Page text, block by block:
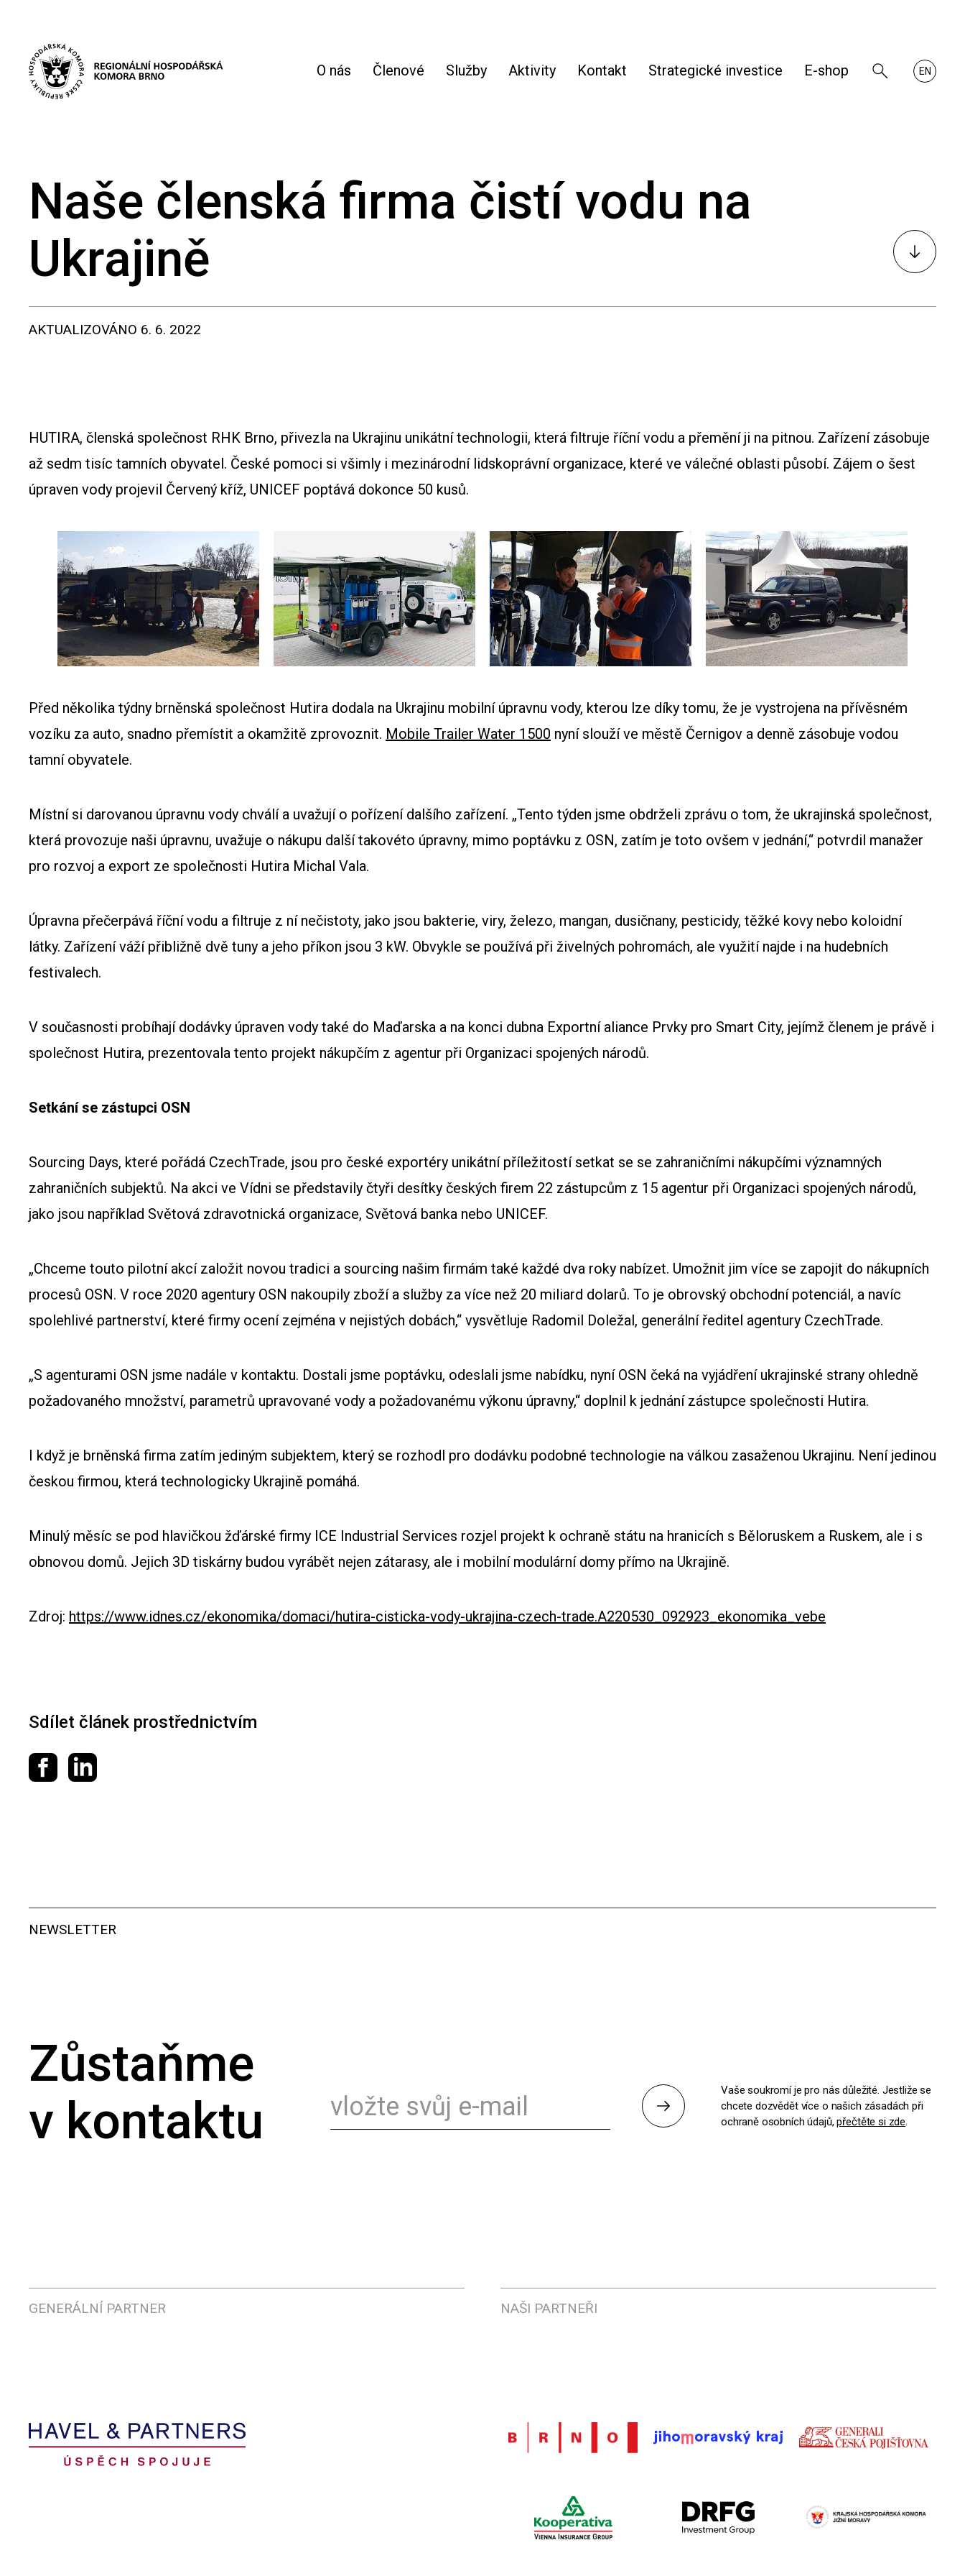
O nás Členové Služby Aktivity Kontakt Strategické investice E-shop
ZobrazitEN
About
Naše členská firma čistí vodu na
Ukrajině
K
obsahu
AKTUALIZOVÁNO 6. 6. 2022
HUTIRA, členská společnost RHK Brno, přivezla na Ukrajinu unikátní technologii, která filtruje říční vodu a přemění ji na pitnou. Zařízení zásobuje
až sedm tisíc tamních obyvatel. České pomoci si všimly i mezinárodní lidskoprávní organizace, které ve válečné oblasti působí. Zájem o šest
úpraven vody projevil Červený kříž, UNICEF poptává dokonce 50 kusů.
Před několika týdny brněnská společnost Hutira dodala na Ukrajinu mobilní úpravnu vody, kterou lze díky tomu, že je vystrojena na přívěsném
vozíku za auto, snadno přemístit a okamžitě zprovoznit. Mobile Trailer Water 1500 nyní slouží ve městě Černigov a denně zásobuje vodou
tamní obyvatele.
Místní si darovanou úpravnu vody chválí a uvažují o pořízení dalšího zařízení. „Tento týden jsme obdrželi zprávu o tom, že ukrajinská společnost,
která provozuje naši úpravnu, uvažuje o nákupu další takovéto úpravny, mimo poptávku z OSN, zatím je toto ovšem v jednání,“ potvrdil manažer
pro rozvoj a export ze společnosti Hutira Michal Vala.
Úpravna přečerpává říční vodu a filtruje z ní nečistoty, jako jsou bakterie, viry, železo, mangan, dusičnany, pesticidy, těžké kovy nebo koloidní
látky. Zařízení váží přibližně dvě tuny a jeho příkon jsou 3 kW. Obvykle se používá při živelných pohromách, ale využití najde i na hudebních
festivalech.
V současnosti probíhají dodávky úpraven vody také do Maďarska a na konci dubna Exportní aliance Prvky pro Smart City, jejímž členem je právě i
společnost Hutira, prezentovala tento projekt nákupčím z agentur při Organizaci spojených národů.
Setkání se zástupci OSN
Sourcing Days, které pořádá CzechTrade, jsou pro české exportéry unikátní příležitostí setkat se se zahraničními nákupčími významných
zahraničních subjektů. Na akci ve Vídni se představily čtyři desítky českých firem 22 zástupcům z 15 agentur při Organizaci spojených národů,
jako jsou například Světová zdravotnická organizace, Světová banka nebo UNICEF.
„Chceme touto pilotní akcí založit novou tradici a sourcing našim firmám také každé dva roky nabízet. Umožnit jim více se zapojit do nákupních
procesů OSN. V roce 2020 agentury OSN nakoupily zboží a služby za více než 20 miliard dolarů. To je obrovský obchodní potenciál, a navíc
spolehlivé partnerství, které firmy ocení zejména v nejistých dobách,“ vysvětluje Radomil Doležal, generální ředitel agentury CzechTrade.
„S agenturami OSN jsme nadále v kontaktu. Dostali jsme poptávku, odeslali jsme nabídku, nyní OSN čeká na vyjádření ukrajinské strany ohledně
požadovaného množství, parametrů upravované vody a požadovanému výkonu úpravny,“ doplnil k jednání zástupce společnosti Hutira.
I když je brněnská firma zatím jediným subjektem, který se rozhodl pro dodávku podobné technologie na válkou zasaženou Ukrajinu. Není jedinou
českou firmou, která technologicky Ukrajině pomáhá.
Minulý měsíc se pod hlavičkou žďárské firmy ICE Industrial Services rozjel projekt k ochraně státu na hranicích s Běloruskem a Ruskem, ale i s
obnovou domů. Jejich 3D tiskárny budou vyrábět nejen zátarasy, ale i mobilní modulární domy přímo na Ukrajině.
Zdroj: https://www.idnes.cz/ekonomika/domaci/hutira-cisticka-vody-ukrajina-czech-trade.A220530_092923_ekonomika_vebe
Sdílet článek prostřednictvím
Sdílet na Facebooku
Sdílet na LinkedIn
NEWSLETTER
Zůstaňme
v kontaktu
Odeslat
Vaše soukromí je pro nás důležité. Jestliže se
chcete dozvědět více o našich zásadách při
ochraně osobních údajů,přečtěte si zde.
GENERÁLNÍ PARTNER NAŠI PARTNEŘI